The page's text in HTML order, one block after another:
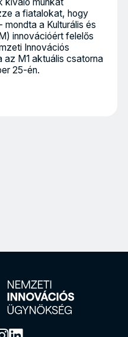
a fiatalokat, hogy
a Kulturális és
innovációért felelős
Innovációs
M1 aktuális csatorna
25-én.